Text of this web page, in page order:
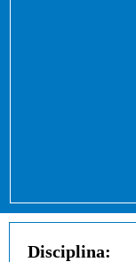
Disciplina: